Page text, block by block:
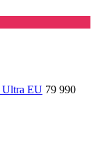
Ultra EU 79 990